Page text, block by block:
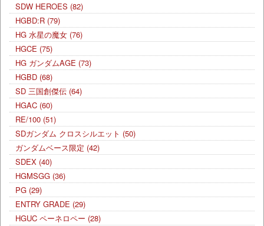
SDW HEROES (82)
HGBD:R (79)
HG 水星の魔女 (76)
HGCE (75)
HG ガンダムAGE (73)
HGBD (68)
SD 三国創傑伝 (64)
HGAC (60)
RE/100 (51)
SDガンダム クロスシルエット (50)
ガンダムベース限定 (42)
SDEX (40)
HGMSGG (36)
PG (29)
ENTRY GRADE (29)
HGUC ペーネロペー (28)